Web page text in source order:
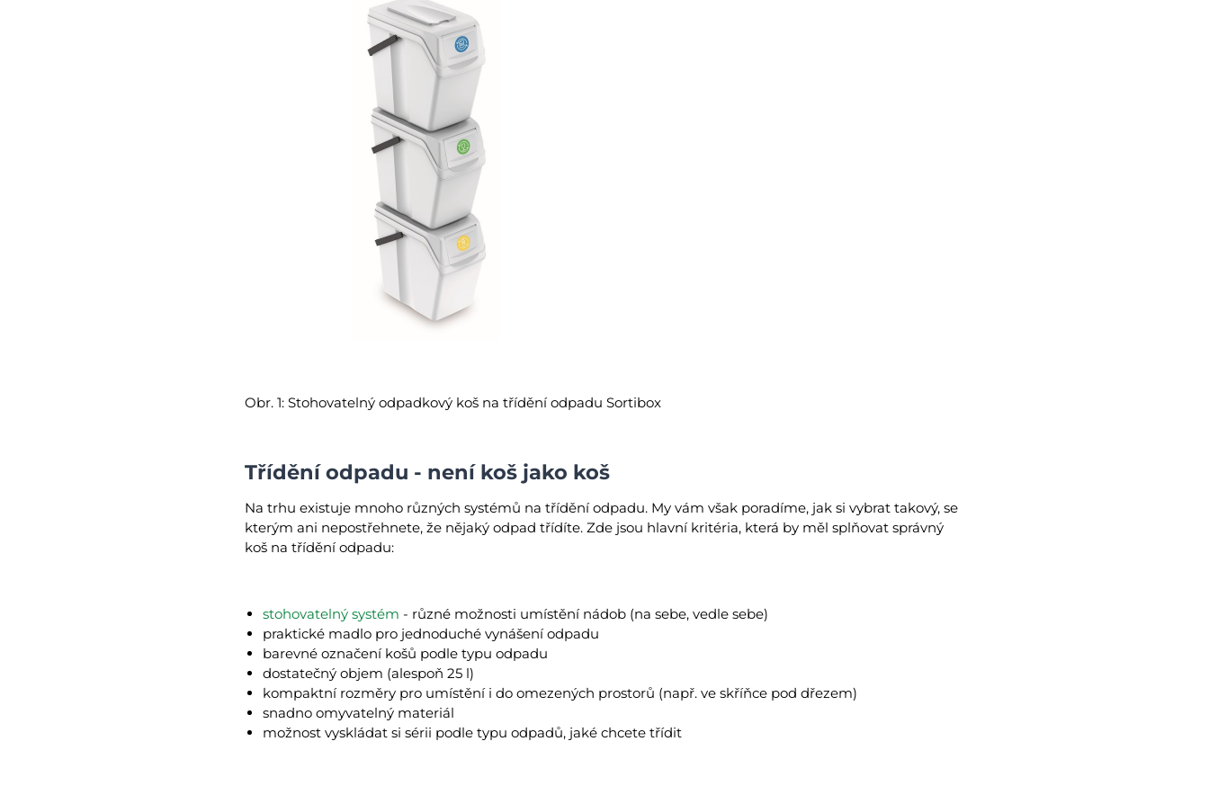
Obr. 1: Stohovatelný odpadkový koš na třídění odpadu Sortibox
Třídění odpadu - není koš jako koš
Na trhu existuje mnoho různých systémů na třídění odpadu. My vám však poradíme, jak si vybrat takový, se
kterým ani nepostřehnete, že nějaký odpad třídíte. Zde jsou hlavní kritéria, která by měl splňovat správný
koš na třídění odpadu:
stohovatelný systém - různé možnosti umístění nádob (na sebe, vedle sebe)
praktické madlo pro jednoduché vynášení odpadu
barevné označení košů podle typu odpadu
dostatečný objem (alespoň 25 l)
kompaktní rozměry pro umístění i do omezených prostorů (např. ve skříňce pod dřezem)
snadno omyvatelný materiál
možnost vyskládat si sérii podle typu odpadů, jaké chcete třídit